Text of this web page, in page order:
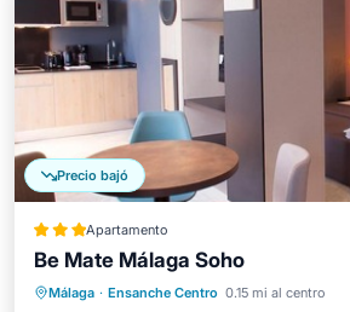
Precio bajó
Apartamento
Be Mate Málaga Soho
Málaga · Ensanche Centro 0.15 mi al centro
Frente al mar
Aparcamiento